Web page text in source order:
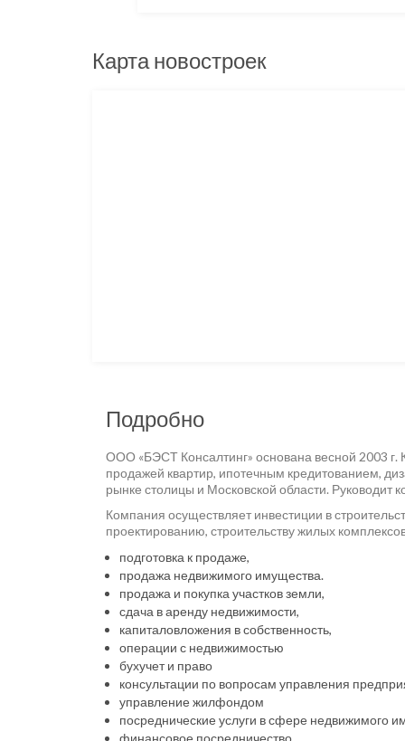
Карта новостроек
Подробно
ООО «БЭСТ Консалтинг» основана весной 2003 г.
продажей квартир, ипотечным кредитованием,
рынке столицы и Московской области.
Компания осуществляет инвестиции в
проектированию, строительству жилых
подготовка к продаже,
продажа недвижимого имущества.
продажа и покупка участков земли,
сдача в аренду недвижимости,
капиталовложения в собственность,
операции с недвижимостью
бухучет и право
консультации по вопросам управления
управление жилфондом
посреднические услуги в сфере недвижимого
финансовое посредничество